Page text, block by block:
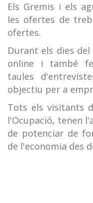
Els Gremis i els
les ofertes de
ofertes.
Durant els dies
online i també
taules
objectiu per a
Tots els visitants
l'Ocupació, tenen
de potenciar de
de l'economia des